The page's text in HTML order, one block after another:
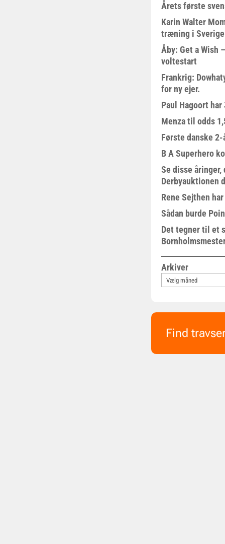
Årets første
Karin Walter
træning i Sverige
Åby: Get a Wish
voltestart
Frankrig:
for ny ejer.
Paul Hagoort
Menza til odds
Første danske
B A Superhero
Se disse
Derbyauktionen
Rene Sejthen
Sådan burde
Det tegner til et
Arkiver
Find